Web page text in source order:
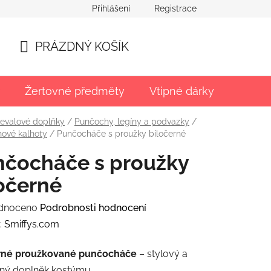
Přihlášení Registrace
KOŠÍK
PRÁZDNÝ KOŠÍK
Žertovné předměty Vtipné dárky
doplňky / Punčochy, legíny a podvazky /
kalhoty / Punčocháče s proužky bíločerné
s proužky
Podrobnosti hodnocení
Smiffys.com
proužkované punčocháče – stylový a